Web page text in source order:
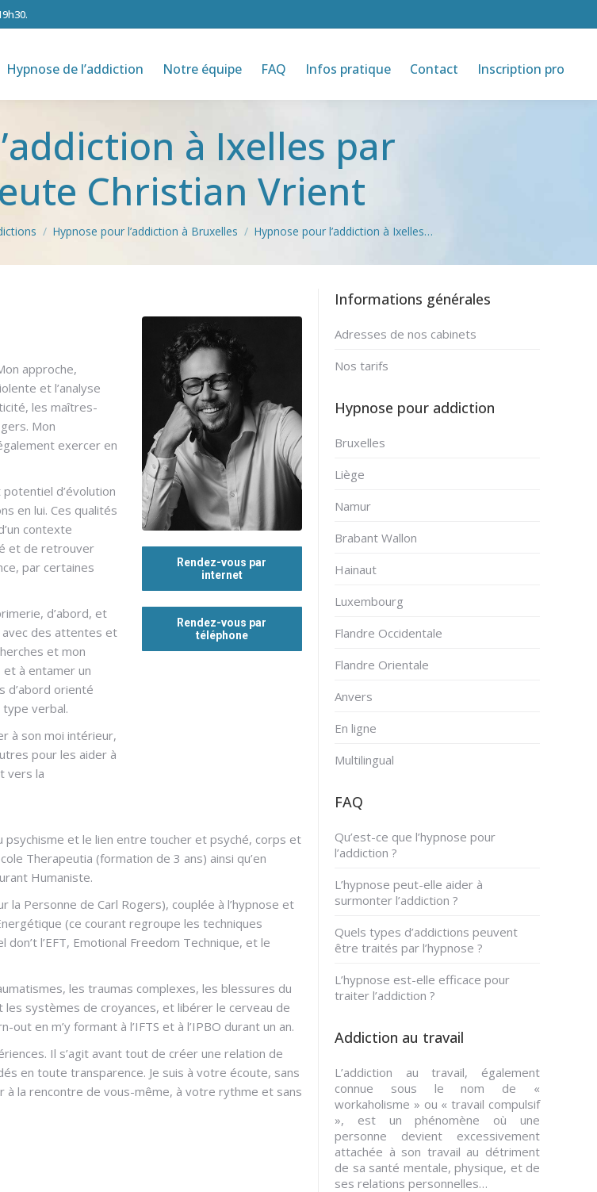
Hypnose de l’addiction Notre équipe FAQ Infos pratique Contact Inscription pro
à Ixelles par
Christian Vrient
Hypnose pour l’addiction à Bruxelles Hypnose pour l’addiction à Ixelles…
approche,
et l’analyse
les maîtres-
Mon
exercer en
d’évolution
en lui. Ces qualités
contexte
et de retrouver
par certaines
d’abord, et
avec des attentes et
et mon
à entamer un
d’abord orienté
verbal.
à son moi intérieur,
pour les aider à
vers la
Rendez-vous par
internet
Rendez-vous par
téléphone
psychisme et le lien entre toucher et psyché, corps et
Therapeutia (formation de 3 ans) ainsi qu’en
Humaniste.
la Personne de Carl Rogers), couplée à l’hypnose et
(ce courant regroupe les techniques
l’EFT, Emotional Freedom Technique, et le
les traumas complexes, les blessures du
systèmes de croyances, et libérer le cerveau de
en m’y formant à l’IFTS et à l’IPBO durant un an.
Il s’agit avant tout de créer une relation de
en toute transparence. Je suis à votre écoute, sans
à la rencontre de vous-même, à votre rythme et sans
Informations générales
Adresses de nos cabinets
Nos tarifs
Hypnose pour addiction
Bruxelles
Liège
Namur
Brabant Wallon
Hainaut
Luxembourg
Flandre Occidentale
Flandre Orientale
Anvers
En ligne
Multilingual
FAQ
Qu’est-ce que l’hypnose pour
l’addiction ?
L’hypnose peut-elle aider à
surmonter l’addiction ?
Quels types d’addictions peuvent
être traités par l’hypnose ?
L’hypnose est-elle efficace pour
traiter l’addiction ?
Addiction au travail
L’addiction au travail, également
connue sous le nom de «
workaholisme » ou « travail compulsif
», est un phénomène où une
personne devient excessivement
attachée à son travail au détriment
de sa santé mentale, physique, et de
ses relations personnelles…